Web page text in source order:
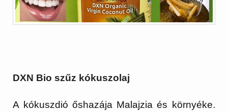
DXN Bio szűz kókuszolaj
A kókuszdió őshazája Malajzia és környéke.